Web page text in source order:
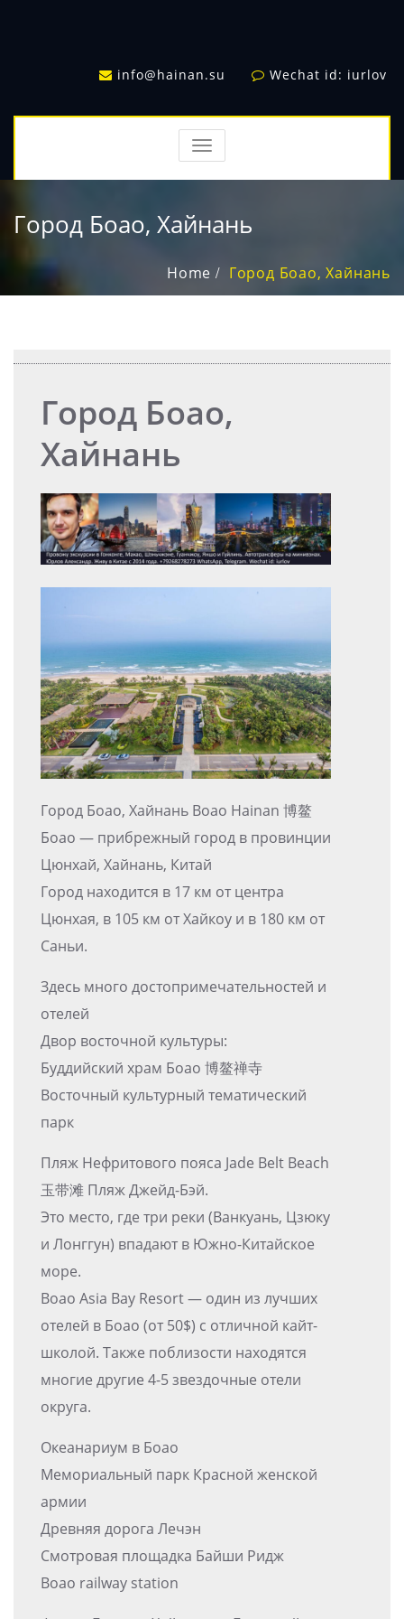
info@hainan.su Wechat id: iurlov
TOGGLE
NAVIGATION
Город Боао, Хайнань
Home Город Боао, Хайнань
Город Боао,
Хайнань
Город Боао, Хайнань Boao Hainan 博鳌
Боао — прибрежный город в провинции
Цюнхай, Хайнань, Китай
Город находится в 17 км от центра
Цюнхая, в 105 км от Хайкоу и в 180 км от
Саньи.
Здесь много достопримечательностей и
отелей
Двор восточной культуры:
Буддийский храм Боао 博鳌禅寺
Восточный культурный тематический
парк
Пляж Нефритового пояса Jade Belt Beach
玉带滩 Пляж Джейд-Бэй.
Это место, где три реки (Ванкуань, Цзюку
и Лонггун) впадают в Южно-Китайское
море.
Boao Asia Bay Resort — один из лучших
отелей в Боао (от 50$) с отличной кайт-
школой. Также поблизости находятся
многие другие 4-5 звездочные отели
округа.
Океанариум в Боао
Мемориальный парк Красной женской
армии
Древняя дорога Лечэн
Смотровая площадка Байши Ридж
Boao railway station